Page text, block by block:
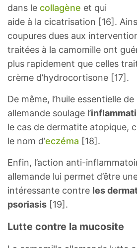
dans le collagène et qui
aide à la cicatrisation [16].
coupures dues aux
traitées à la camomille ont
plus rapidement que celles
crème d’hydrocortisone [17].
De même, l’huile essentielle
allemande soulage l’
le cas de dermatite atopique,
le nom d’eczéma [18].
Enfin, l’action anti-
allemande lui permet d’être
intéressante contre les
psoriasis [19].
Lutte contre la mucosite